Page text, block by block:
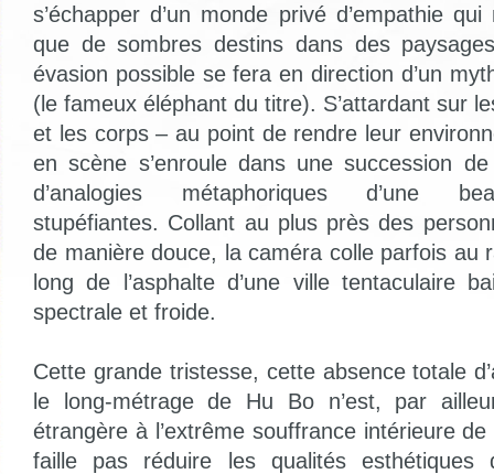
s’échapper d’un monde privé d’empathie
que de sombres destins dans des
évasion possible se fera en direction d’un
(le fameux éléphant du titre). S’attardant sur
et les corps – au point de rendre leur
en scène s’enroule dans une succession
d’analogies métaphoriques d’une
stupéfiantes. Collant au plus près des
de manière douce, la caméra colle parfois au
long de l’asphalte d’une ville tentaculaire
spectrale et froide.
Cette grande tristesse, cette absence totale
le long-métrage de Hu Bo n’est, par
étrangère à l’extrême souffrance intérieure de
faille pas réduire les qualités esthétiques